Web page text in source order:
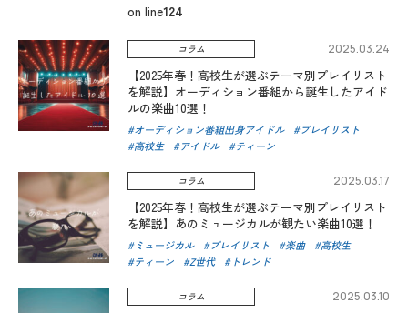
on line124
コラム 2025.03.24
【2025年春！高校生が選ぶテーマ別プレイリスト
を解説】オーディション番組から誕生したアイド
ルの楽曲10選！
オーディション番組出身アイドル
プレイリスト
高校生
アイドル ティーン
コラム 2025.03.17
【2025年春！高校生が選ぶテーマ別プレイリスト
を解説】あのミュージカルが観たい楽曲10選！
ミュージカル プレイリスト 楽曲
高校生
ティーン
Z世代 トレンド
コラム 2025.03.10